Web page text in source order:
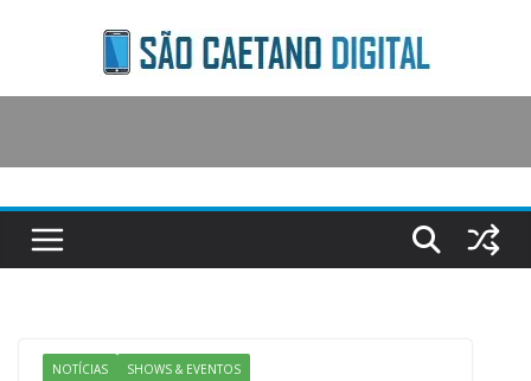
content
NOTÍCIAS SHOWS & EVENTOS